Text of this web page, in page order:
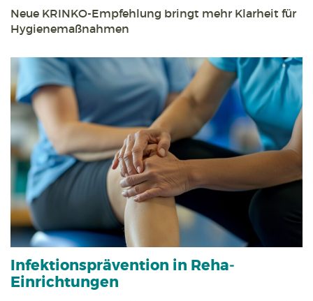
Neue KRINKO-Empfehlung bringt mehr Klarheit für
Hygienemaßnahmen
Infektions­prävention in Reha­
Einrichtungen